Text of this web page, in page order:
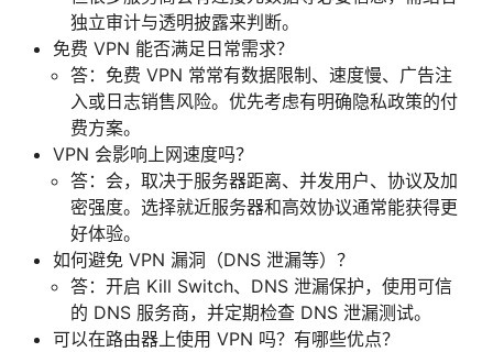
独立审计与透明披露来判断。
免费 VPN 能否满足日常需求？
答：免费 VPN 常常有数据限制、速度慢、广告注
入或日志销售风险。优先考虑有明确隐私政策的付
费方案。
VPN 会影响上网速度吗？
答：会，取决于服务器距离、并发用户、协议及加
密强度。选择就近服务器和高效协议通常能获得更
好体验。
如何避免 VPN 漏洞（DNS 泄漏等）？
答：开启 Kill Switch、DNS 泄漏保护，使用可信
的 DNS 服务商，并定期检查 DNS 泄漏测试。
可以在路由器上使用 VPN 吗？有哪些优点？